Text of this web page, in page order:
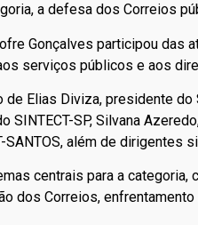
a defesa dos Correios
Gonçalves participou das
serviços públicos e aos
de Elias Diviza, presidente
SINTECT-SP, Silvana
além de dirigentes
centrais para a categoria,
dos Correios,